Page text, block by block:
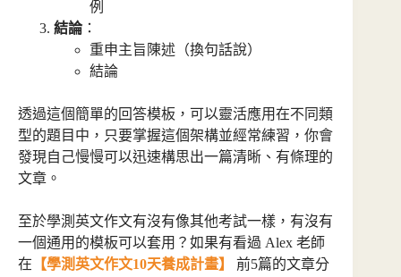
例
結論：
重申主旨陳述（換句話說）
結論
透過這個簡單的回答模板，可以靈活應用在不同類
型的題目中，只要掌握這個架構並經常練習，你會
發現自己慢慢可以迅速構思出一篇清晰、有條理的
文章。
至於學測英文作文有沒有像其他考試一樣，有沒有
一個通用的模板可以套用？如果有看過 Alex 老師
在 【學測英文作文10天養成計畫】
前5篇的文章分